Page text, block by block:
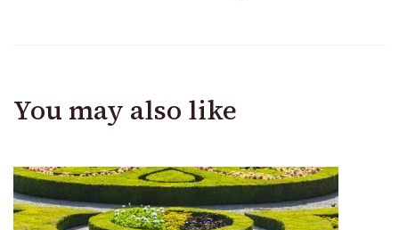
You may also like